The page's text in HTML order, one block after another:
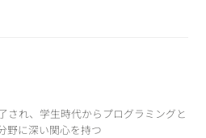
され、学生時代からプログラミングと
野に深い関心を持つ